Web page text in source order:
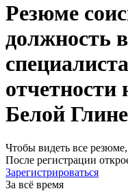
Резюме
должность
Белой Глине
Чтобы видеть все резюме,
После регистрации
Зарегистрироваться
За всё время